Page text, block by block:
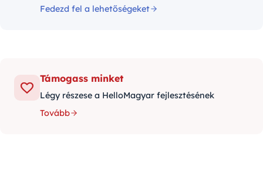
Fedezd fel a lehetőségeket
Támogass minket
Légy részese a HelloMagyar fejlesztésének
Tovább